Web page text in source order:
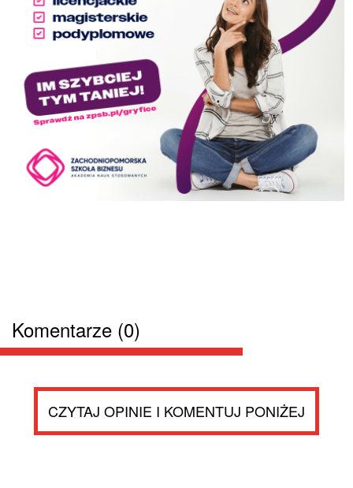
Komentarze (0)
CZYTAJ OPINIE I KOMENTUJ PONIŻEJ